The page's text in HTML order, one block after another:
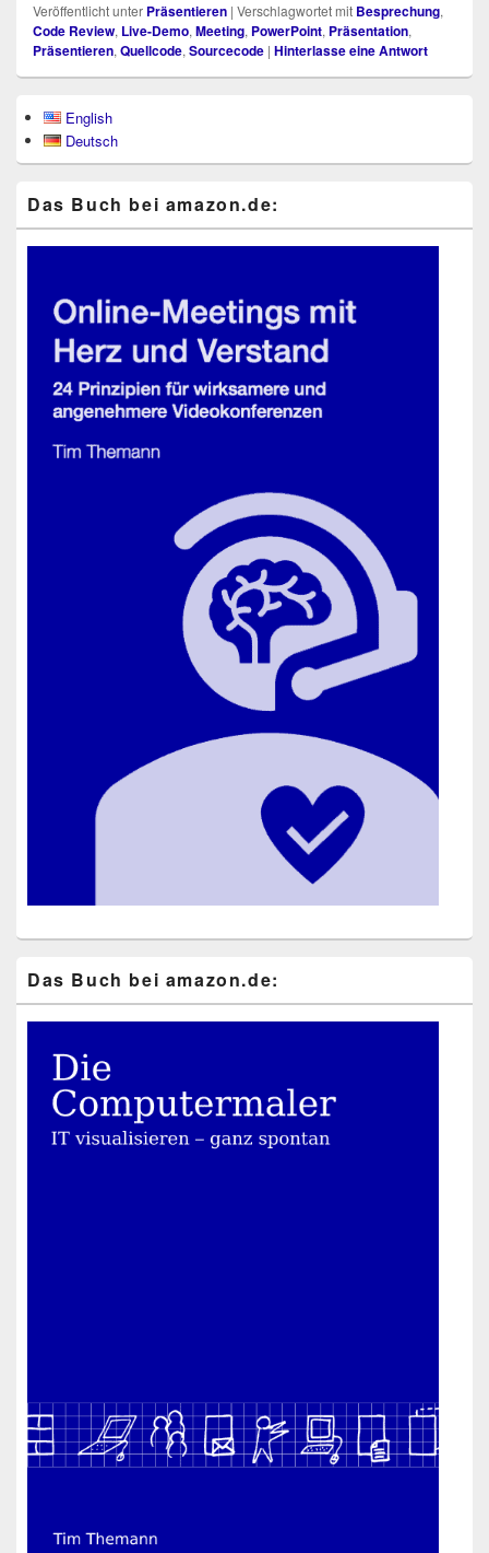
Veröffentlicht unter Präsentieren | Verschlagwortet mit Besprechung,
Code Review, Live-Demo, Meeting, PowerPoint, Präsentation,
Präsentieren, Quellcode, Sourcecode | Hinterlasse eine Antwort
Seitenleisten-
Widgetbereich
English
Deutsch
Das Buch bei ama​zon​.de:
Das Buch bei ama​zon​.de: